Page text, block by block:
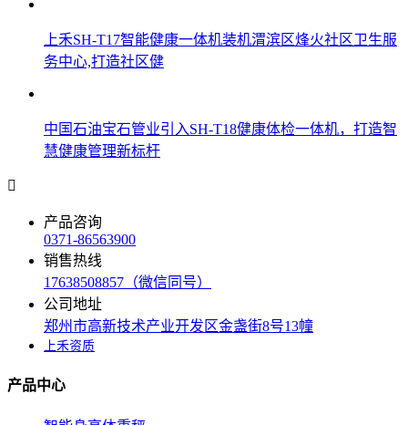
上禾SH-T17智能健康一体机装机渭滨区烽火社区卫生服
务中心,打造社区健
中国石油宝石管业引入SH-T18健康体检一体机，打造智
慧健康管理新标杆

产品咨询
0371-86563900
销售热线
17638508857（微信同号）
公司地址
郑州市高新技术产业开发区金盏街8号13幢
上禾资质
产品中心